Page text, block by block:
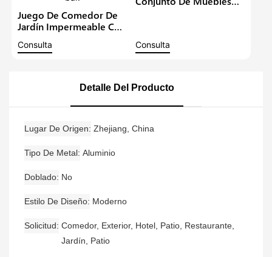
Juego De Comedor De
Jardín Impermeable Con
Muebles De Hotel
Reposabrazos Y Mesa
Consulta
Con Mesa Para Barbacoa
Consulta
Detalle Del Producto
Lugar De Origen Zhejiang, China
Tipo De Metal Aluminio
Doblado No
Estilo De Diseño Moderno
Solicitud Comedor, Exterior, Hotel, Patio, Restaurante,
Jardín, Patio